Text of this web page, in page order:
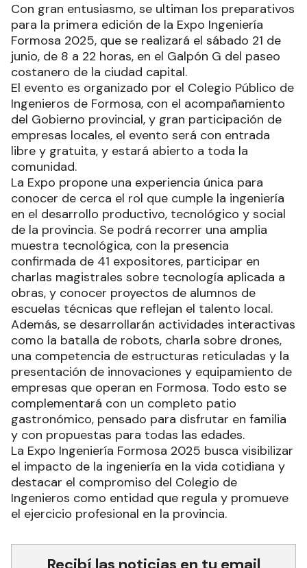
Con gran entusiasmo, se ultiman los preparativos
para la primera edición de la Expo Ingeniería
Formosa 2025, que se realizará el sábado 21 de
junio, de 8 a 22 horas, en el Galpón G del paseo
costanero de la ciudad capital.
El evento es organizado por el Colegio Público de
Ingenieros de Formosa, con el acompañamiento
del Gobierno provincial, y gran participación de
empresas locales, el evento será con entrada
libre y gratuita, y estará abierto a toda la
comunidad.
La Expo propone una experiencia única para
conocer de cerca el rol que cumple la ingeniería
en el desarrollo productivo, tecnológico y social
de la provincia. Se podrá recorrer una amplia
muestra tecnológica, con la presencia
confirmada de 41 expositores, participar en
charlas magistrales sobre tecnología aplicada a
obras, y conocer proyectos de alumnos de
escuelas técnicas que reflejan el talento local.
Además, se desarrollarán actividades interactivas
como la batalla de robots, charla sobre drones,
una competencia de estructuras reticuladas y la
presentación de innovaciones y equipamiento de
empresas que operan en Formosa. Todo esto se
complementará con un completo patio
gastronómico, pensado para disfrutar en familia
y con propuestas para todas las edades.
La Expo Ingeniería Formosa 2025 busca visibilizar
el impacto de la ingeniería en la vida cotidiana y
destacar el compromiso del Colegio de
Ingenieros como entidad que regula y promueve
el ejercicio profesional en la provincia.